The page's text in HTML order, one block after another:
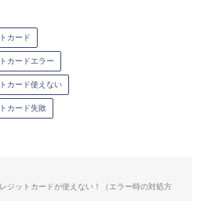
カード
カードエラー
カード使えない
カード失敗
ジットカードが使えない！（エラー時の対処方